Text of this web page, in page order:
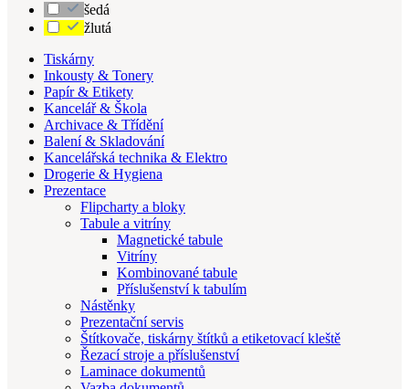
šedá
žlutá
Tiskárny
Inkousty & Tonery
Papír & Etikety
Kancelář & Škola
Archivace & Třídění
Balení & Skladování
Kancelářská technika & Elektro
Drogerie & Hygiena
Prezentace
Flipcharty a bloky
Tabule a vitríny
Magnetické tabule
Vitríny
Kombinované tabule
Příslušenství k tabulím
Nástěnky
Prezentační servis
Štítkovače, tiskárny štítků a etiketovací kleště
Řezací stroje a příslušenství
Laminace dokumentů